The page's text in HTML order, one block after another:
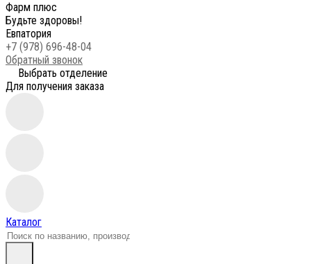
Фарм плюс
Будьте здоровы!
Евпатория
+7 (978) 696-48-04
Обратный звонок
Выбрать отделение
Для получения заказа
Каталог